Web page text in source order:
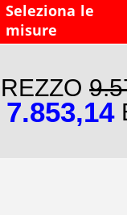
Seleziona le
misure
7.853,14